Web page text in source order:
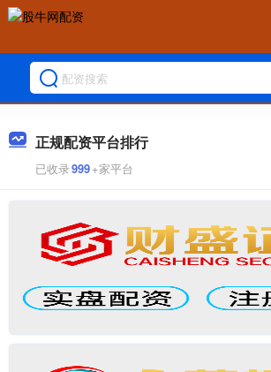
正规配资平台排行
已收录999+家平台